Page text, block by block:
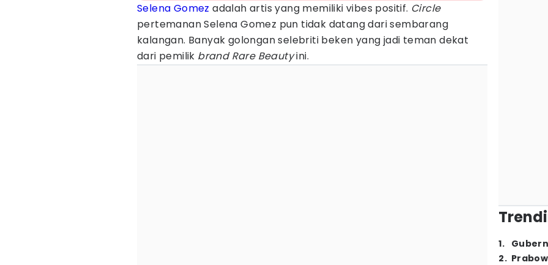
Selena Gomez adalah artis yang memiliki vibes positif. Circle
pertemanan Selena Gomez pun tidak datang dari sembarang
kalangan. Banyak golongan selebriti beken yang jadi teman dekat
dari pemilik brand Rare Beautyini.
1.
2.